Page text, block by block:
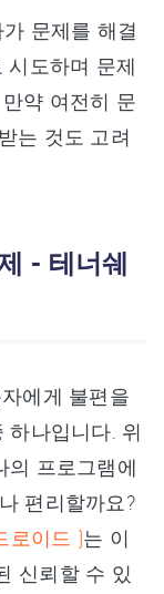
문제를 해결
시도하며 문제
약 여전히 문
는 것도 고려
- 테너쉐
에게 불편을
하나입니다. 위
의 프로그램에
편리할까요?
로이드 )는 이
신뢰할 수 있